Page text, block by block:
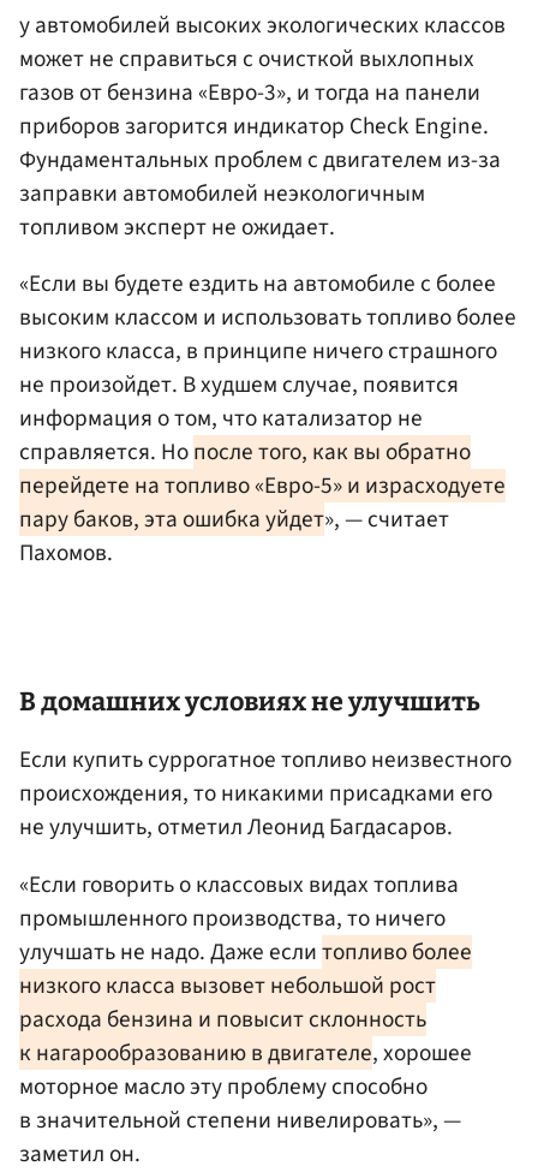
у автомобилей высоких экологических классов
может не справиться с очисткой выхлопных
газов от бензина «Евро-3», и тогда на панели
приборов загорится индикатор Check Engine.
Фундаментальных проблем с двигателем из-за
заправки автомобилей неэкологичным
топливом эксперт не ожидает.
«Если вы будете ездить на автомобиле с более
высоким классом и использовать топливо более
низкого класса, в принципе ничего страшного
не произойдет. В худшем случае, появится
информация о том, что катализатор не
справляется. Нопосле того, как вы обратно
перейдете на топливо «Евро-5» и израсходуете
пару баков, эта ошибка уйдет», — считает
Пахомов.
В домашних условиях не улучшить
Если купить суррогатное топливо неизвестного
происхождения, то никакими присадками его
не улучшить, отметил Леонид Багдасаров.
«Если говорить о классовых видах топлива
промышленного производства, то ничего
улучшать не надо. Даже еслитопливо более
низкого класса вызовет небольшой рост
расхода бензина и повысит склонность
к нагарообразованию в двигателе, хорошее
моторное масло эту проблему способно
в значительной степени нивелировать», —
заметил он.